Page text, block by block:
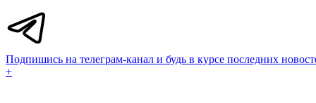
Подпишись на телеграм-канал и будь в курсе последних
+